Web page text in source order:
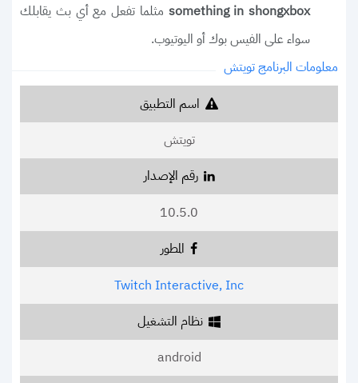
something in shongxbox مثلما تفعل مع أي بث يقابلك
سواء على الفيس بوك أو اليوتيوب.
معلومات البرنامج تويتش
اسم التطبيق
تويتش
رقم الإصدار
10.5.0
المطور
Twitch Interactive, Inc
نظام التشغيل
android